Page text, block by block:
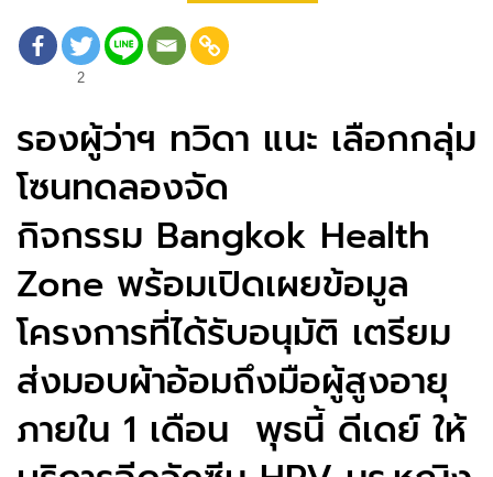
2
รองผู้ว่าฯ ทวิดา แนะ เลือกกลุ่ม
โซนทดลองจัด
กิจกรรม Bangkok Health
Zone พร้อมเปิดเผยข้อมูล
โครงการที่ได้รับอนุมัติ เตรียม
ส่งมอบผ้าอ้อมถึงมือผู้สูงอายุ
ภายใน 1 เดือน พุธนี้ ดีเดย์ ให้